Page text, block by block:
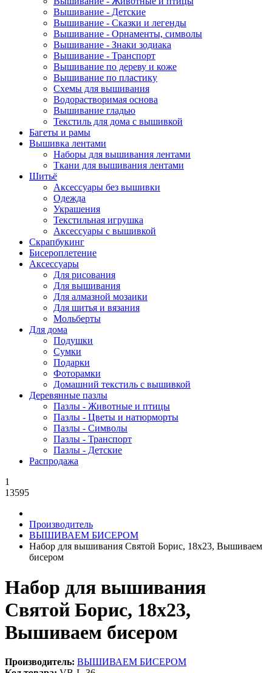
Вышивание - Детские
Вышивание - Сказки и легенды
Вышивание - Орнаменты, символы
Вышивание - Знаки зодиака
Вышивание - Транспорт
Вышивание по дереву и коже
Вышивание по пластику
Схемы для вышивания
Водорастворимая основа
Вышивание гладью
Текстиль для дома с вышивкой
Багеты и рамы
Вышивка лентами
Наборы для вышивания лентами
Ткани для вышивания лентами
Шитьё
Аксессуары без вышивки
Одежда
Украшения
Текстильная игрушка
Аксессуары с вышивкой
Скрапбукинг
Бисероплетение
Аксессуары
Для рисования
Для вышивания
Для алмазной мозаики
Для шитья и вязания
Мольберты
Для дома
Подушки
Сумки
Подарки
Фоторамки
Домашний текстиль с вышивкой
Деревянные пазлы
Пазлы - Животные и птицы
Пазлы - Цветы и натюрморты
Пазлы - Символы
Пазлы - Транспорт
Пазлы - Детские
Распродажа
1
13595
Производитель
ВЫШИВАЕМ БИСЕРОМ
Набор для вышивания Святой Борис, 18x23, Вышиваем
бисером
Набор для вышивания
Святой Борис, 18x23,
Вышиваем бисером
Производитель: ВЫШИВАЕМ БИСЕРОМ